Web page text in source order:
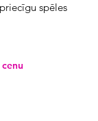
spēles